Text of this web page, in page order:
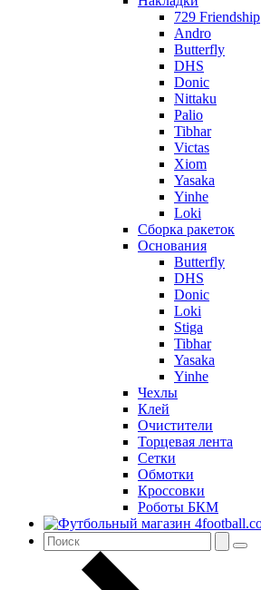
729 Friendship
Andro
Butterfly
DHS
Donic
Nittaku
Palio
Tibhar
Victas
Xiom
Yasaka
Yinhe
Loki
Сборка ракеток
Основания
Butterfly
DHS
Donic
Loki
Stiga
Tibhar
Yasaka
Yinhe
Чехлы
Клей
Очистители
Торцевая лента
Сетки
Обмотки
Кроссовки
Роботы БКМ